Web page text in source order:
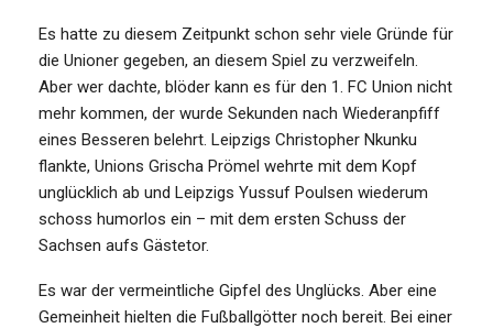
Es hatte zu diesem Zeitpunkt schon sehr viele Gründe für
die Unioner gegeben, an diesem Spiel zu verzweifeln.
Aber wer dachte, blöder kann es für den 1. FC Union nicht
mehr kommen, der wurde Sekunden nach Wiederanpfiff
eines Besseren belehrt. Leipzigs Christopher Nkunku
flankte, Unions Grischa Prömel wehrte mit dem Kopf
unglücklich ab und Leipzigs Yussuf Poulsen wiederum
schoss humorlos ein – mit dem ersten Schuss der
Sachsen aufs Gästetor.
Es war der vermeintliche Gipfel des Unglücks. Aber eine
Gemeinheit hielten die Fußballgötter noch bereit. Bei einer